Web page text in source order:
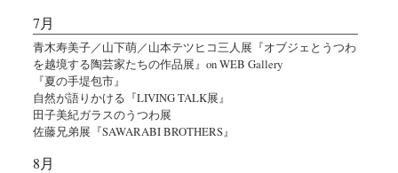
7月
青木寿美子／山下萌／山本テツヒコ三人展『オブジェとうつわ
を越境する陶芸家たちの作品展』on WEB Gallery
『夏の手堤包市』
自然が語りかける『LIVING TALK展』
田子美紀ガラスのうつわ展
佐藤兄弟展『SAWARABI BROTHERS』
8月